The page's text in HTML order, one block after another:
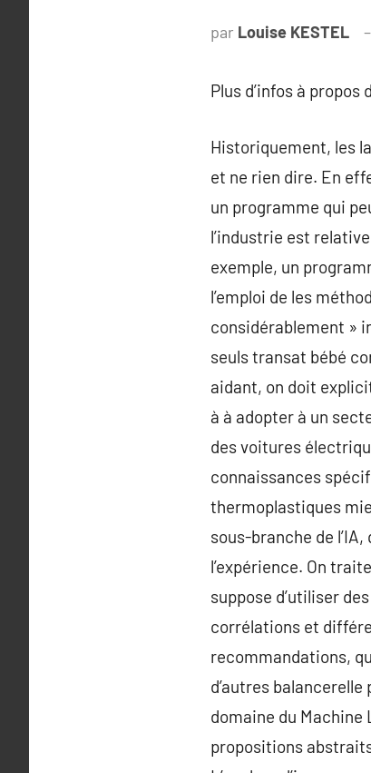
par Louise KESTEL
Plus d’infos à propos
Historiquement, les
et ne rien dire. En
un programme qui
l’industrie est
exemple, un
l’emploi de les
considérablement »
seuls transat bébé
aidant, on doit
à à adopter à un
des voitures
connaissances
thermoplastiques
sous-branche de
l’expérience. On
suppose d’utiliser
corrélations et
recommandations,
d’autres
domaine du Machine
propositions